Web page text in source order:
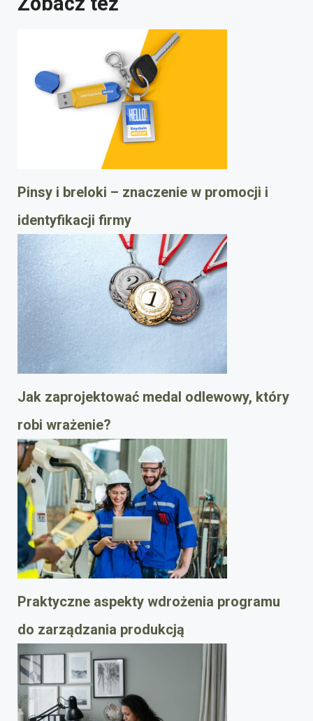
Pinsy i breloki – znaczenie w promocji i
identyfikacji firmy
Jak zaprojektować medal odlewowy, który
robi wrażenie?
Praktyczne aspekty wdrożenia programu
do zarządzania produkcją